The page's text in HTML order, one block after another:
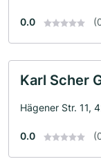
0.0
Karl Scher
Hägener Str. 11,
0.0